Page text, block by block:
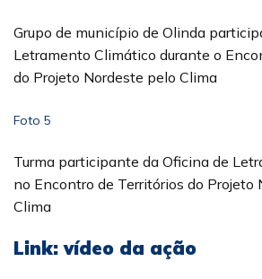
Grupo de município de Olinda
Letramento Climático durante o
do Projeto Nordeste pelo Clima
Foto 5
Turma participante da Oficina de
no Encontro de Territórios do Projeto
Clima
Link: vídeo da ação